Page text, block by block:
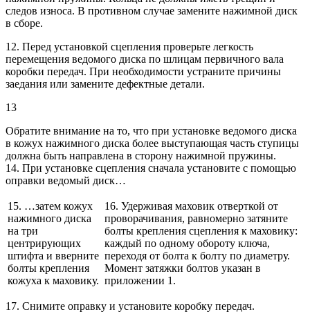
следов износа. В противном случае замените нажимной диск
в сборе.
12. Перед установкой сцепления проверьте легкость
перемещения ведомого диска по шлицам первичного вала
коробки передач. При необходимости устраните причины
заедания или замените дефектные детали.
13
Обратите внимание на то, что при установке ведомого диска
в кожух нажимного диска более выступающая часть ступицы
должна быть направлена в сторону нажимной пружины.
14. При установке сцепления сначала установите с помощью
оправки ведомый диск…
15. …затем кожух
нажимного диска
на три
центрирующих
штифта и вверните
болты крепления
кожуха к маховику.
16. Удерживая маховик отверткой от
проворачивания, равномерно затяните
болты крепления сцепления к маховику:
каждый по одному обороту ключа,
переходя от болта к болту по диаметру.
Момент затяжки болтов указан в
приложении 1.
17. Снимите оправку и установите коробку передач.